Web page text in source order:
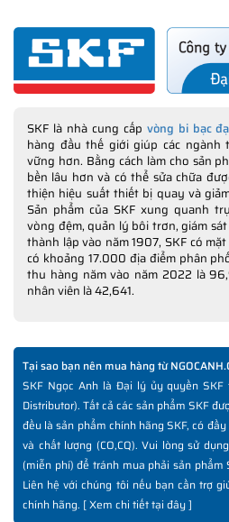
SKF là nhà cung cấp vòng bi bạc
hàng đầu thế giới giúp các ngành
vững hơn. Bằng cách làm cho sản
bền lâu hơn và có thể sửa chữa
thiện hiệu suất thiết bị quay và
Sản phẩm của SKF xung quanh
vòng đệm, quản lý bôi trơn, giám
thành lập vào năm 1907, SKF có
có khoảng 17.000 địa điểm phân
thu hàng năm vào năm 2022 là
nhân viên là 42,641.
Tại sao bạn nên mua hàng từ
SKF Ngọc Anh là Đại lý ủy quyền SKF
Distributor). Tất cả các sản phẩm SKF
đều là sản phẩm chính hãng SKF, có
và chất lượng (CO,CQ). Vui lòng sử
(miễn phí) để tránh mua phải sản
Liên hệ với chúng tôi nếu bạn cần trợ
chính hãng. [Xem chi tiết tại đây]